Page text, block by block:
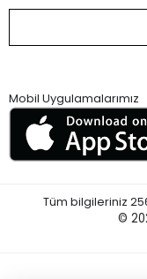
Mobil Uygulamalarımız
Tüm bilgileriniz
©